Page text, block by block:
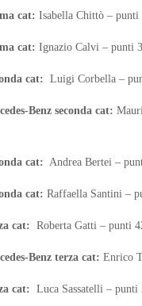
cat: Isabella Chittò – punti
cat: Ignazio Calvi – punti
cat: Luigi Corbella –
Benz seconda cat:
cat: Andrea Bertei –
cat: Raffaella Santini –
cat: Roberta Gatti – punti
Benz terza cat: Enrico
cat: Luca Sassatelli – punti